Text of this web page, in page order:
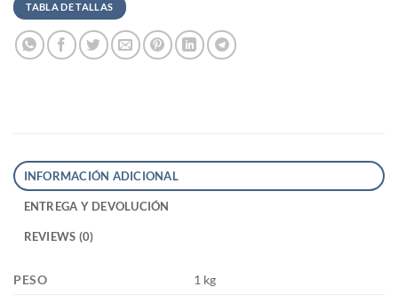
TABLA DE TALLAS
INFORMACIÓN ADICIONAL
ENTREGA Y DEVOLUCIÓN
REVIEWS (0)
PESO
1 kg